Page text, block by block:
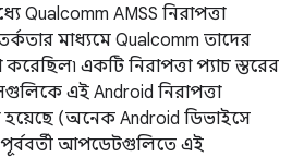
Qualcomm AMSS নিরাপত্তা
মাধ্যমে Qualcomm তাদের
একটি নিরাপত্তা প্যাচ স্তরের
এই Android নিরাপত্তা
হয়েছে (অনেক Android ডিভাইসে
আপডেটগুলিতে এই